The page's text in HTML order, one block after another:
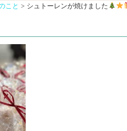
こと > シュトーレンが焼けました